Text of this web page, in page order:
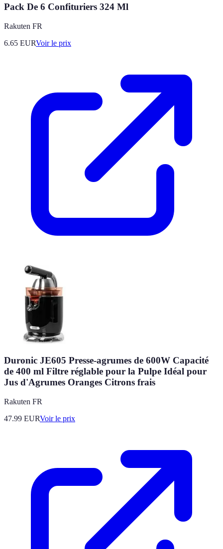
Pack De 6 Confituriers 324 Ml
Rakuten FR
6.65 EURVoir le prix
Duronic JE605 Presse-agrumes de 600W Capacité
de 400 ml Filtre réglable pour la Pulpe Idéal pour
Jus d'Agrumes Oranges Citrons frais
Rakuten FR
47.99 EURVoir le prix